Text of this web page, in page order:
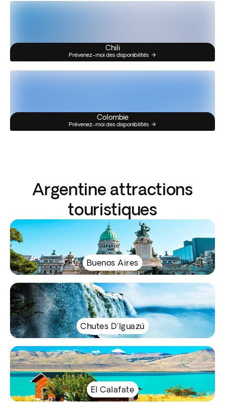
Chili
Prévenez-moi des disponibilités
Colombie
Prévenez-moi des disponibilités
Argentine attractions
touristiques
Buenos Aires
Chutes D'Iguazú
El Calafate